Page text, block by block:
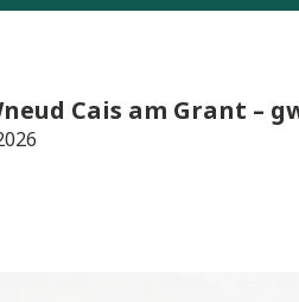
Cais am Grant –